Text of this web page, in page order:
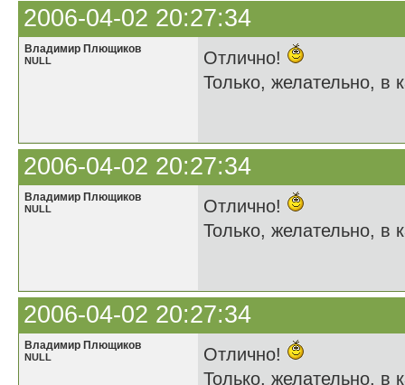
2006-04-02 20:27:34
Владимир Плющиков
NULL
Отлично!
Только, желательно, в
2006-04-02 20:27:34
Владимир Плющиков
NULL
Отлично!
Только, желательно, в
2006-04-02 20:27:34
Владимир Плющиков
NULL
Отлично!
Только, желательно, в